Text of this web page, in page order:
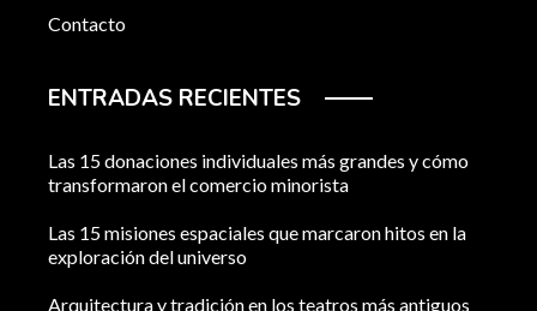
Contacto
ENTRADAS RECIENTES
Las 15 donaciones individuales más grandes y cómo
transformaron el comercio minorista
Las 15 misiones espaciales que marcaron hitos en la
exploración del universo
Arquitectura y tradición en los teatros más antiguos